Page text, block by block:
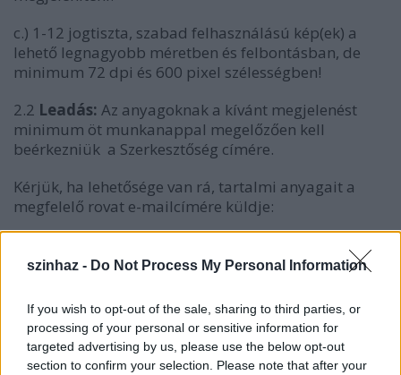
szinhaz - Do Not Process My Personal Information
If you wish to opt-out of the sale, sharing to third parties, or
processing of your personal or sensitive information for
targeted advertising by us, please use the below opt-out
section to confirm your selection. Please note that after your
c.) 1-12 jogtiszta, szabad felhasználású kép(ek) a
lehető legnagyobb méretben és felbontásban, de
minimum 72 dpi és 600 pixel szélességben!
2.2 Leadás: Az anyagoknak a kívánt megjelenést
minimum öt munkanappal megelőzően kell
beérkezniük a Szerkesztőség címére.
Kérjük, ha lehetősége van rá, tartalmi anyagait a
megfelelő rovat e-mailcímére küldje:
Vidék:videk@szinhaz.hu
Eu:eu@szinhaz.hu
Fesztivál:fesztival@szinhaz.hu
Vendégjáték:vendeg@szinhaz.hu